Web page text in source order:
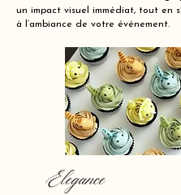
un impact visuel immédiat, tout en
à l’ambiance de votre événement.
Elegance